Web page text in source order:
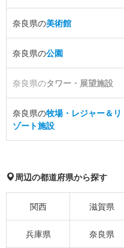
奈良県の美術館
奈良県の公園
奈良県のタワー・展望施設
奈良県の牧場・レジャー＆リ
ゾート施設
周辺の都道府県から探す
関西 滋賀県
兵庫県 奈良県